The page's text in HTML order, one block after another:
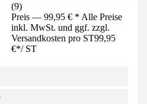
(9)
Preis — 99,95 € * Alle Preise
inkl. MwSt. und ggf. zzgl.
Versandkosten pro ST99,95
€*/ ST